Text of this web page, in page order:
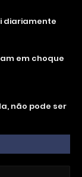
diariamente
em choque
não pode ser